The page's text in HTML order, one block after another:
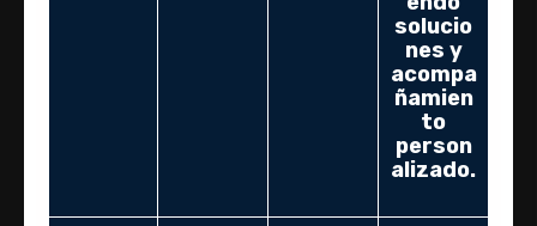
solucio
nes y
acompa
ñamien
to
person
alizado.